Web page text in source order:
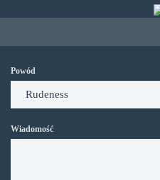
treści
Powód
Wiadomość